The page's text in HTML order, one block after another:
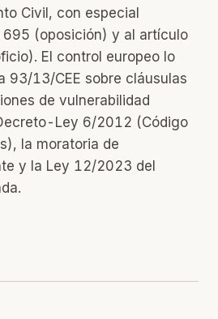
Civil, con especial
(oposición) y al artículo
El control europeo lo
93/13/CEE sobre cláusulas
de vulnerabilidad
Ley 6/2012 (Código
la moratoria de
y la Ley 12/2023 del